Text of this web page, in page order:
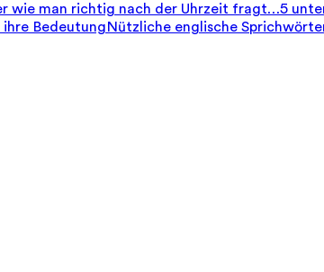
wie man richtig nach der Uhrzeit fragt…5
BedeutungNützliche englische